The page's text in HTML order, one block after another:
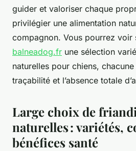
guider et valoriser chaque
privilégier une alimentation
compagnon. Vous pourrez voir
balneadog.fr une sélection
naturelles pour chiens,
traçabilité et l’absence totale
Large choix de
naturelles : variétés,
bénéfices santé